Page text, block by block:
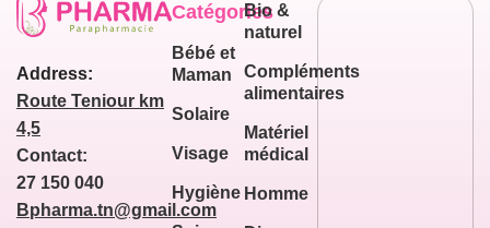
Address:
Route Teniour km
4,5
Contact:
27 150 040
Bpharma.tn@gmail.com
Catégories
Bébé et
Maman
Solaire
Visage
Hygiène
Bio &
naturel
Compléments
alimentaires
Matériel
médical
Homme